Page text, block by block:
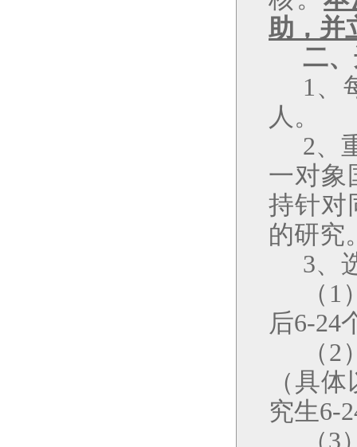
助，并
二
1 、
人。
2、
一对象
持针对
的研究
3、
（ 1
后6-24
（2
（具
究生6-
（3